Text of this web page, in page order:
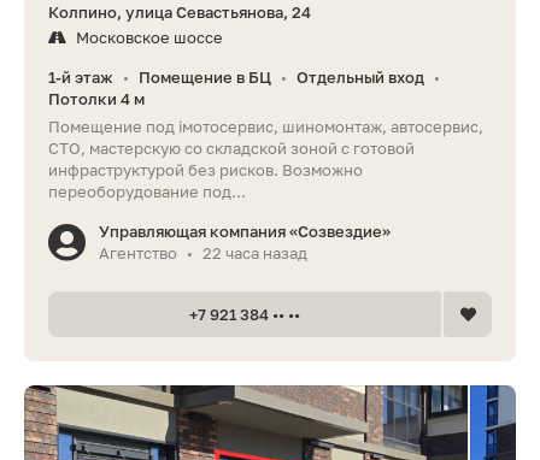
Колпино, улица Севастьянова, 24
Московское шоссе
1-й этаж • Помещение в БЦ • Отдельный вход •
Потолки 4 м
Помещение под iмотосервис, шиномонтаж, автосервис,
СТО, мастерскую со складской зоной с готовой
инфраструктурой без рисков. Возможно
переоборудование под...
Управляющая компания «Созвездие»
Агентство
• 22 часа назад
+7 921 384 •• ••